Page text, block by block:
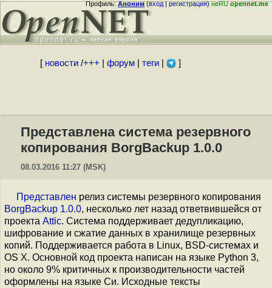
Профиль:Аноним(вход|регистрация)неRUopennet.me
[ новости/+++ форум| теги| ]
Представлена система резервного
копирования BorgBackup 1.0.0
08.03.2016 11:27 (MSK)
Представлен релиз системы резервного копирования
BorgBackup 1.0.0, несколько лет назад ответвившейся от
проекта Attic. Система поддерживает дедупликацию,
шифрование и сжатие данных в хранилище резервных
копий. Поддерживается работа в Linux, BSD-системах и
OS X. Основной код проекта написан на языке Python 3,
но около 9% критичных к производительности частей
оформлены на языке Си. Исходные тексты